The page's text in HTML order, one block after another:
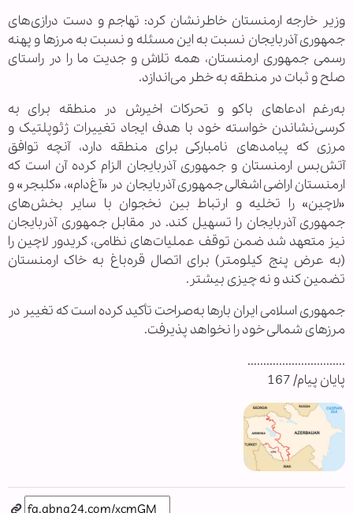
وزیر خارجه ارمنستان خاطرنشان کرد: تهاجم و دست درازی‌های
جمهوری آذربایجان نسبت به این مسئله و نسبت به مرزها و پهنه
رسمی جمهوری ارمنستان، همه تلاش و جدیت ما را در راستای
صلح و ثبات در منطقه به خطر می‌اندازد.
به‌رغم ادعاهای باکو و تحرکات اخیرش در منطقه برای به
کرسی‌نشاندن خواسته خود با هدف ایجاد تغییرات ژئوپلتیک و
مرزی که پیامدهای نامبارکی برای منطقه دارد، آنچه توافق
آتش‌بس ارمنستان و جمهوری آذربایجان الزام کرده آن است که
ارمنستان اراضی اشغالی جمهوری آذربایجان در «آغ‌دام»، «کلبجر» و
«لاچین» را تخلیه و ارتباط بین نخجوان با سایر بخش‌های
جمهوری آذربایجان را تسهیل کند. در مقابل جمهوری آذربایجان
نیز متعهد شد ضمن توقف عملیات‌های نظامی، کریدور لاچین را
(به عرض پنج کیلومتر) ‌برای اتصال قره‌باغ به خاک ارمنستان
تضمین کند و نه چیزی بیشتر.
جمهوری اسلامی ایران بارها به‌صراحت تأکید کرده است که تغییر در
مرزهای شمالی خود را نخواهد پذیرفت.
...............................
پایان پیام/ 167